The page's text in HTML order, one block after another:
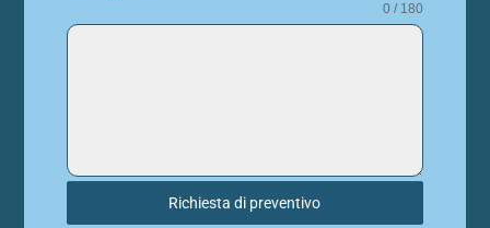
0 / 180
Richiesta di preventivo